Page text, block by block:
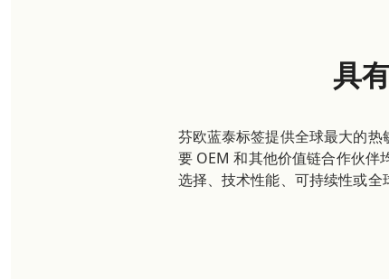
具
芬欧蓝泰标签提供全球最大的
要 OEM 和其他价值链合作伙伴
选择、技术性能、可持续性或全